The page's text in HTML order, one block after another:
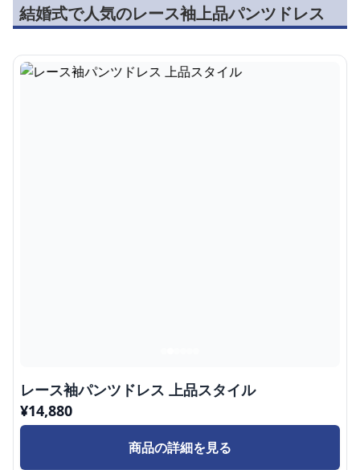
結婚式で人気のレース袖上品パンツドレス
レース袖パンツドレス 上品スタイル
¥14,880
商品の詳細を見る